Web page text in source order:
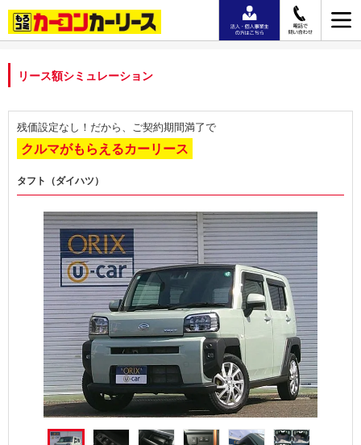
リース額シミュレーション
残価設定なし！だから、ご契約期間満了で
クルマがもらえるカーリース
タフト（ダイハツ）